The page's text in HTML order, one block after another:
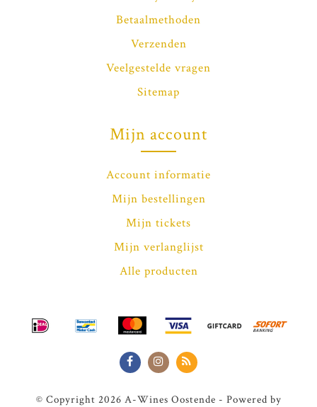
Betaalmethoden
Verzenden
Veelgestelde vragen
Sitemap
Mijn account
Account informatie
Mijn bestellingen
Mijn tickets
Mijn verlanglijst
Alle producten
© Copyright 2026 A-Wines Oostende - Powered by